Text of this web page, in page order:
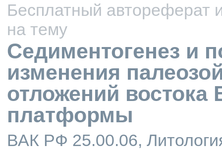
Бесплатный автореферат
на тему
Седиментогенез и
изменения
отложений востока
платформы
ВАК РФ 25.00.06,